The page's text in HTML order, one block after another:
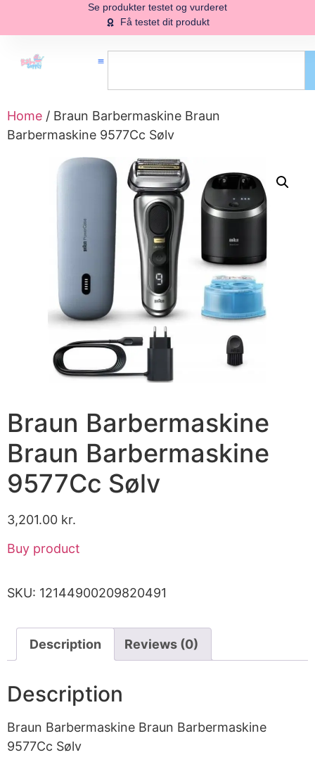
Se produkter testet og vurderet
Få testet dit produkt
Home / Braun Barbermaskine Braun
Barbermaskine 9577Cc Sølv
Braun Barbermaskine
Braun Barbermaskine
9577Cc Sølv
3,201.00 kr.
Buy product
SKU: 12144900209820491
Description Reviews (0)
Description
Braun Barbermaskine Braun Barbermaskine
9577Cc Sølv